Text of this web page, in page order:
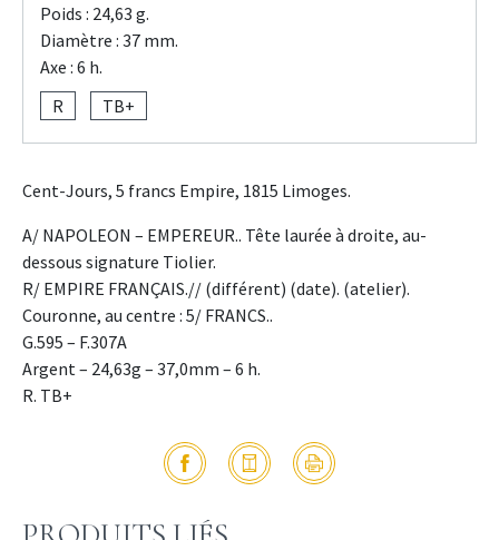
Poids : 24,63 g.
Diamètre : 37 mm.
Axe : 6 h.
R
TB+
Cent-Jours, 5 francs Empire, 1815 Limoges.
A/ NAPOLEON – EMPEREUR.. Tête laurée à droite, au-
dessous signature Tiolier.
R/ EMPIRE FRANÇAIS.// (différent) (date). (atelier).
Couronne, au centre : 5/ FRANCS..
G.595 – F.307A
Argent – 24,63g – 37,0mm – 6 h.
R. TB+